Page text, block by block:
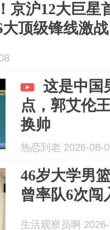
京沪12大巨星
顶级锋线激战
这是中国
点，郭艾伦
换帅
热恋到老 2026-08-
46岁大学男
曾率队6次
生活观察员啊